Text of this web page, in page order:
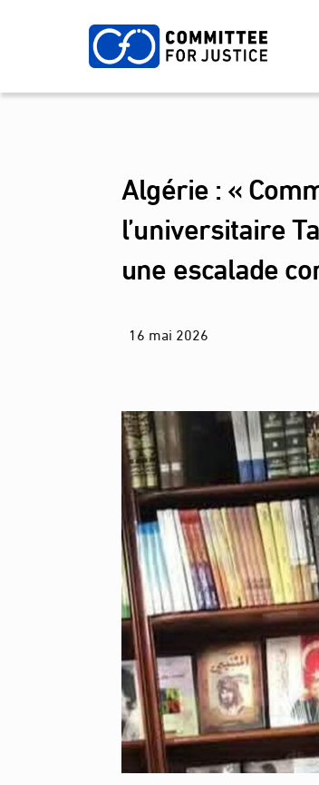
Algérie : «
l’universitaire
une escalade
16 mai 2026